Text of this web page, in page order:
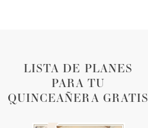
LISTA DE PLANES
PARA TU
QUINCEAÑERA GRATIS